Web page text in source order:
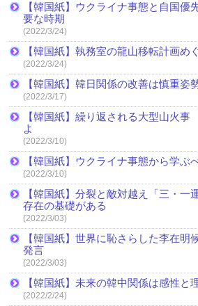
【韓国紙】ウクライナ事態と自国
要な時期
(2022/3/24)
【韓国紙】執務室の龍山移転計画め
(2022/3/24)
【韓国紙】韓日関係の改善は慎重姿
(2022/3/17)
【韓国紙】繰り返される大型山火
よ
(2022/3/10)
【韓国紙】ウクライナ事態から学ぶ
(2022/3/10)
【韓国紙】分裂と敵対越え「三・
存在の基礎がある
(2022/3/03)
【韓国紙】世界に恥さらした李在明
発言
(2022/3/03)
【韓国紙】未来の韓中関係は感性と
(2022/2/24)